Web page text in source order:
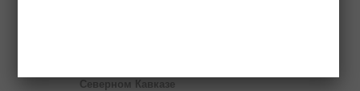
Северном Кавказе